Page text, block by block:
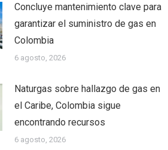
Concluye mantenimiento clave para
garantizar el suministro de gas en
Colombia
6 agosto, 2026
Naturgas sobre hallazgo de gas en
el Caribe, Colombia sigue
encontrando recursos
6 agosto, 2026